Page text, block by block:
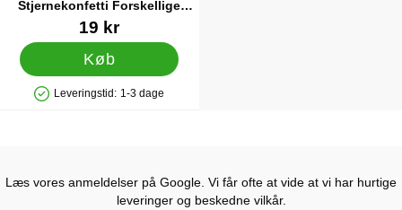
Stjernekonfetti Forskellige
Farver
Varenr 4100219 kr
Køb
Produkttilgængelighed: På lager
Leveringstid: 1-3 dage
Læs vores anmeldelser på Google. Vi får ofte at vide at vi har hurtige
leveringer og beskedne vilkår.